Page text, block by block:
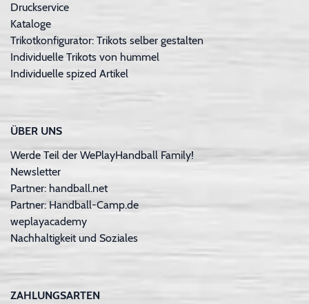
Druckservice
Kataloge
Trikotkonfigurator: Trikots selber gestalten
Individuelle Trikots von hummel
Individuelle spized Artikel
ÜBER UNS
Werde Teil der WePlayHandball Family!
Newsletter
Partner: handball.net
Partner: Handball-Camp.de
weplayacademy
Nachhaltigkeit und Soziales
ZAHLUNGSARTEN